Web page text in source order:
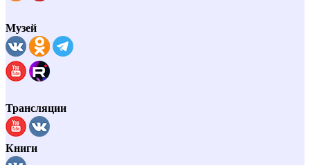
Музей
Трансляции
Книги